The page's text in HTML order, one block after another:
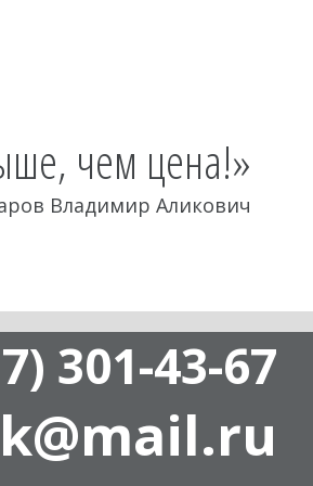
чем цена!»
Владимир Аликович
301-43-67